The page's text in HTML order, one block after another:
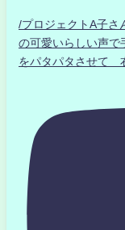
/プロジェクトA子
の可愛いらしい声
をパタパタさせて